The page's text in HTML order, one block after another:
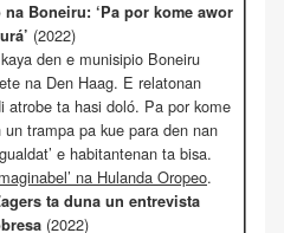
Boneiru: ‘Pa por kome awor
(2022)
den e munisipio Boneiru
na Den Haag. E relatonan
atrobe ta hasi doló. Pa por kome
trampa pa kue para den nan
e habitantenan ta bisa.
na Hulanda Oropeo.
ta duna un entrevista
(2022)